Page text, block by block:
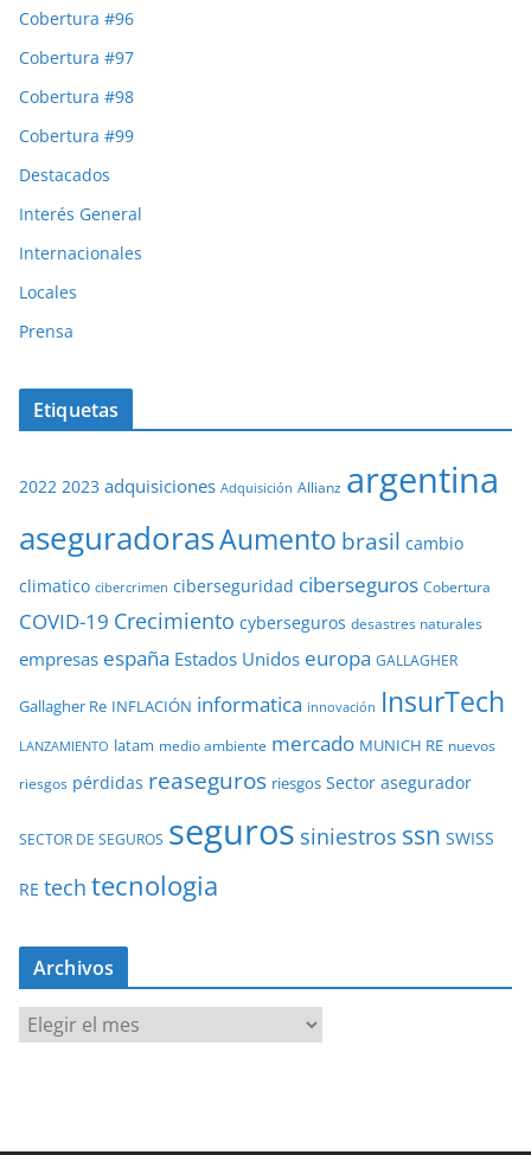
Cobertura #96
Cobertura #97
Cobertura #98
Cobertura #99
Destacados
Interés General
Internacionales
Locales
Prensa
Etiquetas
2022 2023 adquisiciones Adquisición Allianz argentina
aseguradorasAumento brasil cambio
climatico cibercrimen ciberseguridad ciberseguros Cobertura
COVID-19 Crecimiento cyberseguros desastres naturales
empresas españa Estados Unidos europa GALLAGHER
Gallagher Re INFLACIÓN informatica innovación InsurTech
LANZAMIENTO latam medio ambiente mercado MUNICH RE nuevos
riesgos pérdidas reaseguros riesgos Sector asegurador
SECTOR DE SEGUROS seguros siniestros ssn SWISS
RE tech tecnologia
Archivos